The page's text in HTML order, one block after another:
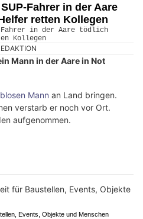
Fahrer in der Aare
retten Kollegen
Mann in der Aare in Not
Mann an Land bringen.
verstarb er noch vor Ort.
aufgenommen.
Events, Objekte und Menschen